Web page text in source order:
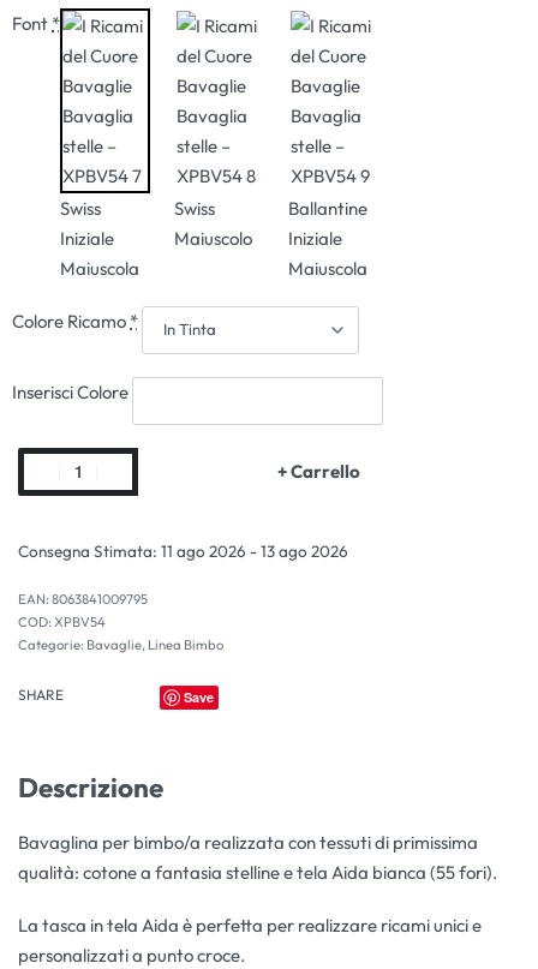
Font *
Swiss
Iniziale
Maiuscola
Swiss
Maiuscolo
Ballantine
Iniziale
Maiuscola
Colore Ricamo *
Inserisci Colore
+ Carrello
Consegna Stimata: 11 ago 2026 - 13 ago 2026
EAN: 8063841009795
XPBV54
Categorie: Bavaglie, Linea Bimbo
SHARE Save
Descrizione
Bavaglina per bimbo/a realizzata con tessuti di primissima
qualità: cotone a fantasia stelline e tela Aida bianca (55 fori).
La tasca in tela Aida è perfetta per realizzare ricami unici e
personalizzati a punto croce.